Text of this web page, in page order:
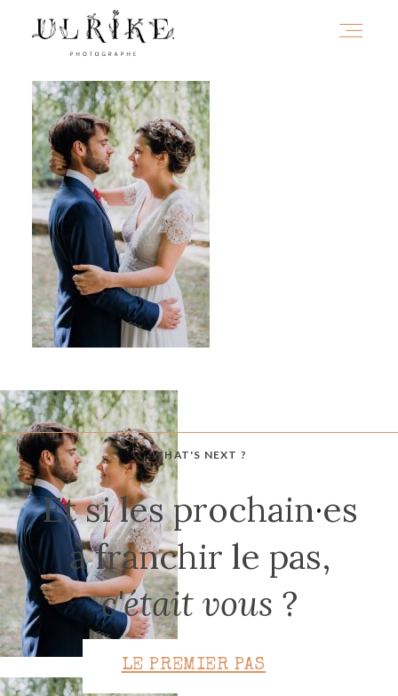
WHAT'S NEXT ?
Et si les prochain·es
à franchir le pas,
c'était vous ?
LE PREMIER PAS
HOME
A PROPOS
PORTFOLIO
INFOS
JOURNAL
CONTACT